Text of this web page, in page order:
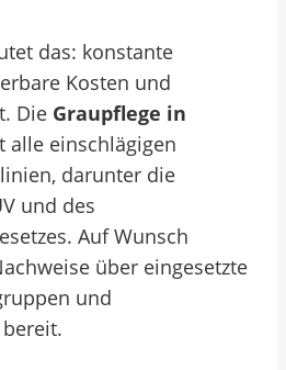
das: konstante
Kosten und
Die Graupflege in
alle einschlägigen
darunter die
und des
Auf Wunsch
über eingesetzte
und